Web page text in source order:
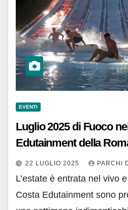
EVENTI
Luglio 2025 di Fuoco
Edutainment della
22 LUGLIO 2025 PARCHI
L’estate è entrata nel vivo
Costa Edutainment sono